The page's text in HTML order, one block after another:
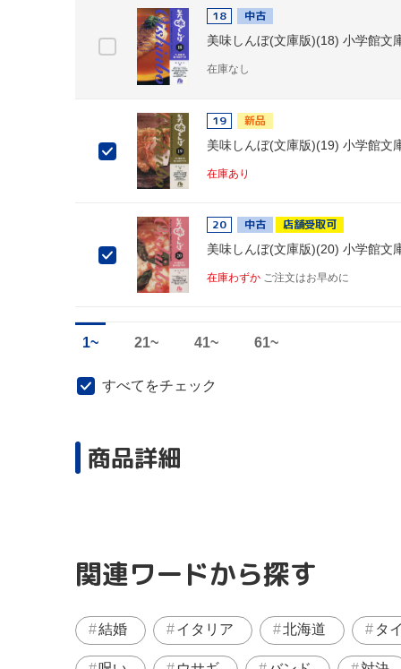
18 中古
美味しんぼ(文庫版)(18) 小学館文
在庫なし
19 新品
美味しんぼ(文庫版)(19) 小学館文
在庫あり
20 中古 店舗受取可
美味しんぼ(文庫版)(20) 小学館文
在庫わずか ご注文はお早めに
1~ 21~ 41~ 61~
すべてをチェック
商品詳細
関連ワードから探す
結婚 イタリア 北海道 タ